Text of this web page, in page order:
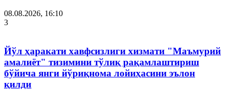
08.08.2026, 16:10
3
Йўл ҳаракати хавфсизлиги хизмати "Маъмурий
амалиёт" тизимини тўлиқ рақамлаштириш
бўйича янги йўриқнома лойиҳасини эълон
қилди